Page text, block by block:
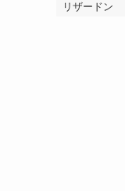
リザードン